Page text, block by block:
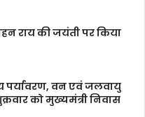
राय की जयंती पर किया
पर्यावरण, वन एवं जलवायु
को मुख्यमंत्री निवास